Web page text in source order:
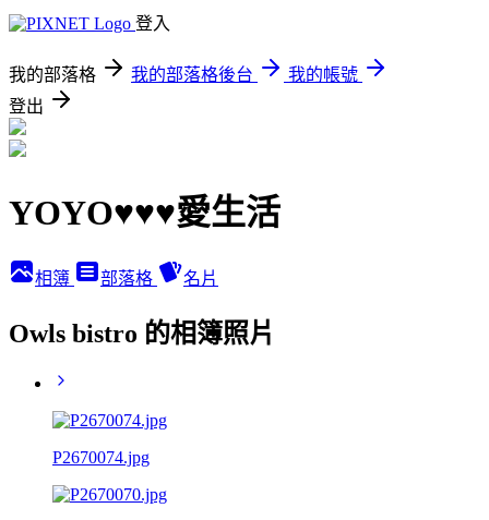
登入
我的部落格 我的部落格後台
我的帳號
登出
YOYO♥♥♥愛生活
相簿 部落格 名片
Owls bistro 的相簿照片
P2670074.jpg